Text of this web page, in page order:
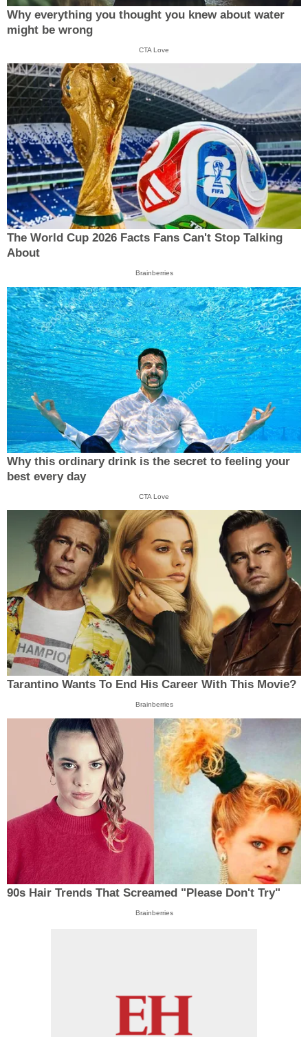
Why everything you thought you knew about water
might be wrong
CTA Love
The World Cup 2026 Facts Fans Can't Stop Talking
About
Brainberries
Why this ordinary drink is the secret to feeling your
best every day
CTA Love
Tarantino Wants To End His Career With This Movie?
Brainberries
90s Hair Trends That Screamed "Please Don't Try"
Brainberries